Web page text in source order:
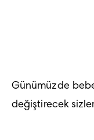
Günümüzde
değiştirecek